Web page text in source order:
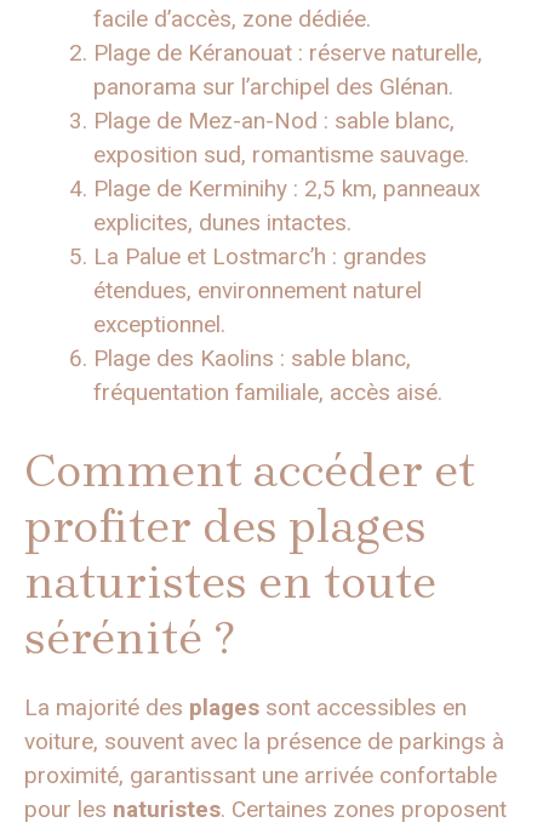
facile d’accès, zone dédiée.
Plage de Kéranouat : réserve naturelle,
panorama sur l’archipel des Glénan.
Plage de Mez-an-Nod : sable blanc,
exposition sud, romantisme sauvage.
Plage de Kerminihy : 2,5 km, panneaux
explicites, dunes intactes.
La Palue et Lostmarc’h : grandes
étendues, environnement naturel
exceptionnel.
Plage des Kaolins : sable blanc,
fréquentation familiale, accès aisé.
Comment accéder et
profiter des plages
naturistes en toute
sérénité ?
La majorité des plages sont accessibles en
voiture, souvent avec la présence de parkings à
proximité, garantissant une arrivée confortable
pour les naturistes. Certaines zones proposent